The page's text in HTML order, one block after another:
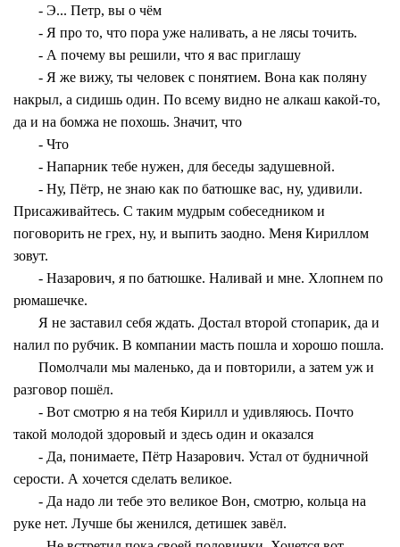
- Э... Петр, вы о чём
- Я про то, что пора уже наливать, а не лясы точить.
- А почему вы решили, что я вас приглашу
- Я же вижу, ты человек с понятием. Вона как поляну
накрыл, а сидишь один. По всему видно не алкаш какой-то,
да и на бомжа не похошь. Значит, что
- Что
- Напарник тебе нужен, для беседы задушевной.
- Ну, Пётр, не знаю как по батюшке вас, ну, удивили.
Присаживайтесь. С таким мудрым собеседником и
поговорить не грех, ну, и выпить заодно. Меня Кириллом
зовут.
- Назарович, я по батюшке. Наливай и мне. Хлопнем по
рюмашечке.
Я не заставил себя ждать. Достал второй стопарик, да и
налил по рубчик. В компании масть пошла и хорошо пошла.
Помолчали мы маленько, да и повторили, а затем уж и
разговор пошёл.
- Вот смотрю я на тебя Кирилл и удивляюсь. Почто
такой молодой здоровый и здесь один и оказался
- Да, понимаете, Пётр Назарович. Устал от будничной
серости. А хочется сделать великое.
- Да надо ли тебе это великое Вон, смотрю, кольца на
руке нет. Лучше бы женился, детишек завёл.